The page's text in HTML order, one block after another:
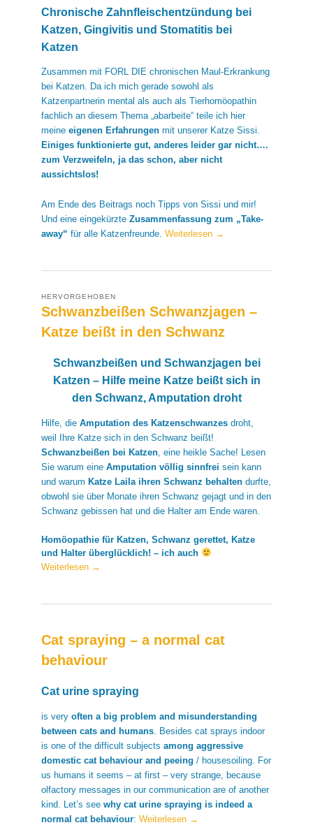
Chronische Zahnfleischentzündung bei
Katzen, Gingivitis und Stomatitis bei
Katzen
Zusammen mit FORL DIE chronischen Maul-Erkrankung
bei Katzen. Da ich mich gerade sowohl als
Katzenpartnerin mental als auch als Tierhomöopathin
fachlich an diesem Thema „abarbeite“ teile ich hier
meineeigenen Erfahrungen mit unserer Katze Sissi.
Einiges funktionierte gut, anderes leider gar nicht….
zum Verzweifeln, ja das schon, aber nicht
aussichtslos!
Am Ende des Beitrags noch Tipps von Sissi und mir!
Und eine eingekürzteZusammenfassung zum „Take-
away“ für alle Katzenfreunde.Weiterlesen →
Schwanzbeißen Schwanzjagen –
Katze beißt in den Schwanz
HERVORGEHOBEN
Schwanzbeißen und Schwanzjagen bei
Katzen – Hilfe meine Katze beißt sich in
den Schwanz, Amputation droht
Hilfe, dieAmputation des Katzenschwanzes droht,
weil Ihre Katze sich in den Schwanz beißt!
Schwanzbeißen bei Katzen, eine heikle Sache! Lesen
Sie warum eineAmputation völlig sinnfrei sein kann
und warum Katze Laila ihren Schwanz behalten durfte,
obwohl sie über Monate ihren Schwanz gejagt und in den
Schwanz gebissen hat und die Halter am Ende waren.
Homöopathie für Katzen, Schwanz gerettet, Katze
und Halter überglücklich! – ich auch
Weiterlesen →
Cat spraying – a normal cat
behaviour
Cat urine spraying
is veryoften a big problem and misunderstanding
between cats and humans . Besides cat sprays indoor
is one of the difficult subjectsamong aggressive
domestic cat behaviour and peeing / housesoiling. For
us humans it seems – at first – very strange, because
olfactory messages in our communication are of another
kind. Let’s seewhy cat urine spraying is indeed a
normal cat behaviour:Weiterlesen →